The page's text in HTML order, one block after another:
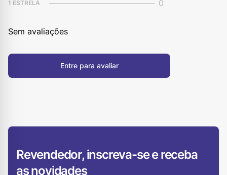
1 ESTRELA 0
Sem avaliações
Entre para avaliar
Revendedor, inscreva-se e receba
as novidades